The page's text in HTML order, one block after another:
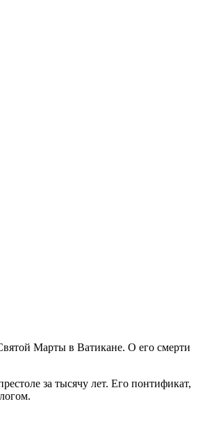
Марты в Ватикане. О его смерти
за тысячу лет. Его понтификат,